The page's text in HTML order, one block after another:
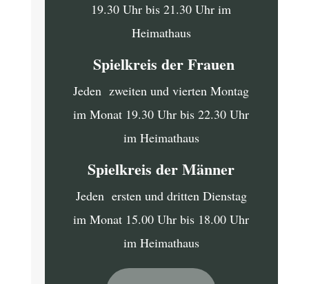
19.30 Uhr bis 21.30 Uhr im
Heimathaus
Spielkreis der Frauen
Jeden zweiten und vierten Montag
im Monat 19.30 Uhr bis 22.30 Uhr
im Heimathaus
Spielkreis der Männer
Jeden ersten und dritten Dienstag
im Monat 15.00 Uhr bis 18.00 Uhr
im Heimathaus